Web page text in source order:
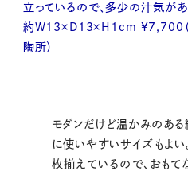
立っているので、多少の汁気があ
約W13×D13×H1cm ¥7,700（
陶所）
モダンだけど温かみのある
に使いやすいサイズもよ
枚揃えているので、おもて